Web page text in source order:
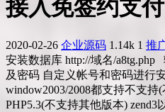
接入免签约支
2020-02-26 企业源码 1.14k 1 推
安装数据库 http://域名/
及密码 自定义帐号和密码进行
window2003/2008都支持不支持
PHP5.3(不支持其他版本)